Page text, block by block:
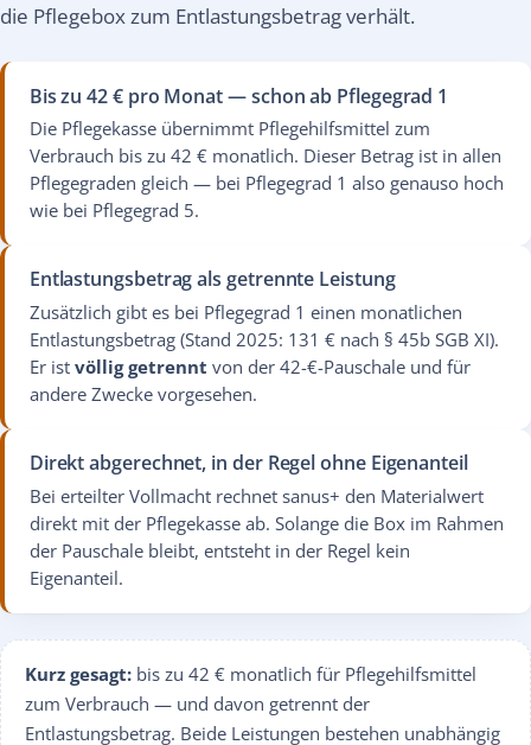
die Pflegebox zum Entlastungsbetrag verhält.
Bis zu 42 € pro Monat — schon ab Pflegegrad 1
Die Pflegekasse übernimmt Pflegehilfsmittel zum
Verbrauch bis zu 42 € monatlich. Dieser Betrag ist in allen
Pflegegraden gleich — bei Pflegegrad 1 also genauso hoch
wie bei Pflegegrad 5.
Entlastungsbetrag als getrennte Leistung
Zusätzlich gibt es bei Pflegegrad 1 einen monatlichen
Entlastungsbetrag (Stand 2025: 131 € nach § 45b SGB XI).
Er istvöllig getrennt von der 42-€-Pauschale und für
andere Zwecke vorgesehen.
Direkt abgerechnet, in der Regel ohne Eigenanteil
Bei erteilter Vollmacht rechnet sanus+ den Materialwert
direkt mit der Pflegekasse ab. Solange die Box im Rahmen
der Pauschale bleibt, entsteht in der Regel kein
Eigenanteil.
Kurz gesagt: bis zu 42 € monatlich für Pflegehilfsmittel
zum Verbrauch — und davon getrennt der
Entlastungsbetrag. Beide Leistungen bestehen unabhängig